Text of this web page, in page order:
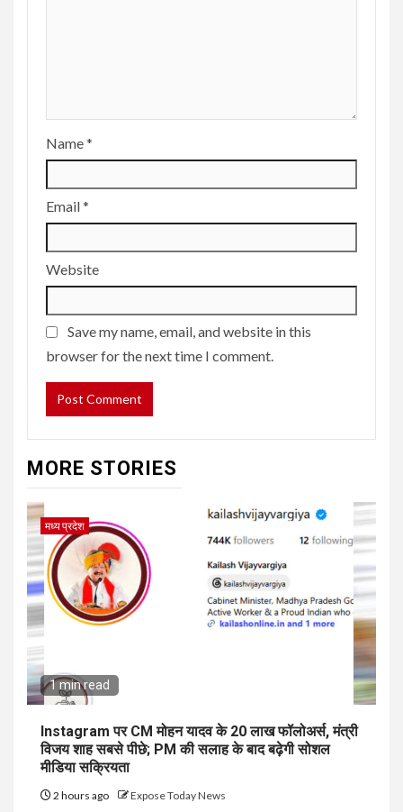
Name*
Email*
Website
Save my name, email, and website in this
browser for the next time I comment.
MORE STORIES
मध्य प्रदेश
1 min read
Instagram पर CM मोहन यादव के 20 लाख फॉलोअर्स, मंत्री
विजय शाह सबसे पीछे; PM की सलाह के बाद बढ़ेगी सोशल
मीडिया सक्रियता
2 hours ago Expose Today News